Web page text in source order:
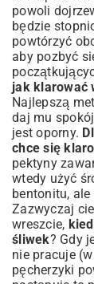
powoli
będzie
powtórzyć
aby pozbyć
jak klarować
Najlepszą
daj mu
jest oporny.
chce się
pektyny
wtedy użyć
bentonitu,
Zazwyczaj
wreszcie,
śliwek? Gdy
nie pracuje
pęcherzyki